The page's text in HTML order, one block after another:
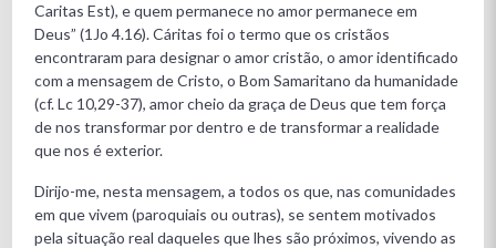
Caritas Est), e quem permanece no amor permanece em
Deus” (1Jo 4.16). Cáritas foi o termo que os cristãos
encontraram para designar o amor cristão, o amor identificado
com a mensagem de Cristo, o Bom Samaritano da humanidade
(cf. Lc 10,29-37), amor cheio da graça de Deus que tem força
de nos transformar por dentro e de transformar a realidade
que nos é exterior.
Dirijo-me, nesta mensagem, a todos os que, nas comunidades
em que vivem (paroquiais ou outras), se sentem motivados
pela situação real daqueles que lhes são próximos, vivendo as